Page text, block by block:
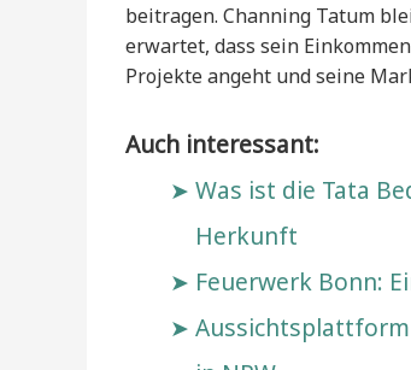
beitragen. Channing Tatum
erwartet, dass sein
Projekte angeht und seine
Auch interessant:
Was ist die Tata
Herkunft
Feuerwerk Bonn: